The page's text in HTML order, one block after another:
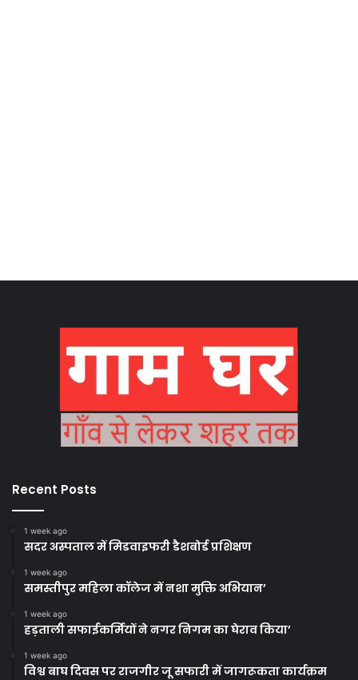
Recent Posts
1 week ago
सदर अस्पताल में मिडवाइफरी डैशबोर्ड प्रशिक्षण
1 week ago
समस्तीपुर महिला कॉलेज में नशा मुक्ति अभियान’
1 week ago
हड़ताली सफाईकर्मियों ने नगर निगम का घेराव किया’
1 week ago
विश्व बाघ दिवस पर राजगीर जू सफारी में जागरूकता कार्यक्रम